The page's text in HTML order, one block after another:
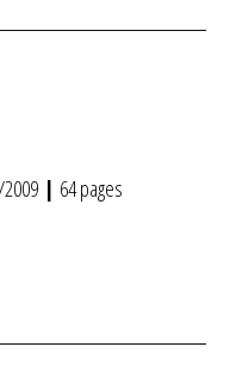
| 64 pages